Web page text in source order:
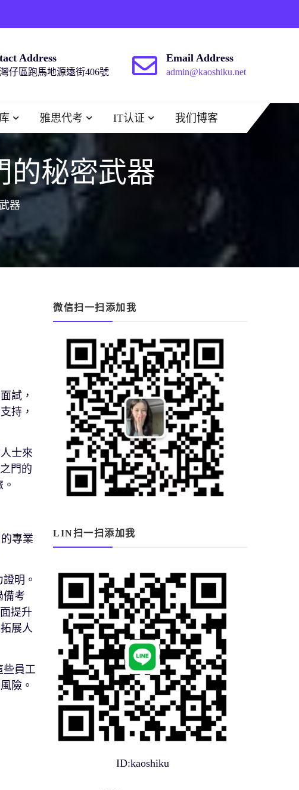
Address
仔區跑馬地源遠街406號
Email Address
admin@kaoshiku.net
雅思代考 IT认证 我们博客
的秘密武器
器
試，
持，
士來
門的
專業
明。
備考
提升
展人
些員工
險。
微信扫一扫添加我
LIN扫一扫添加我
ID:kaoshiku